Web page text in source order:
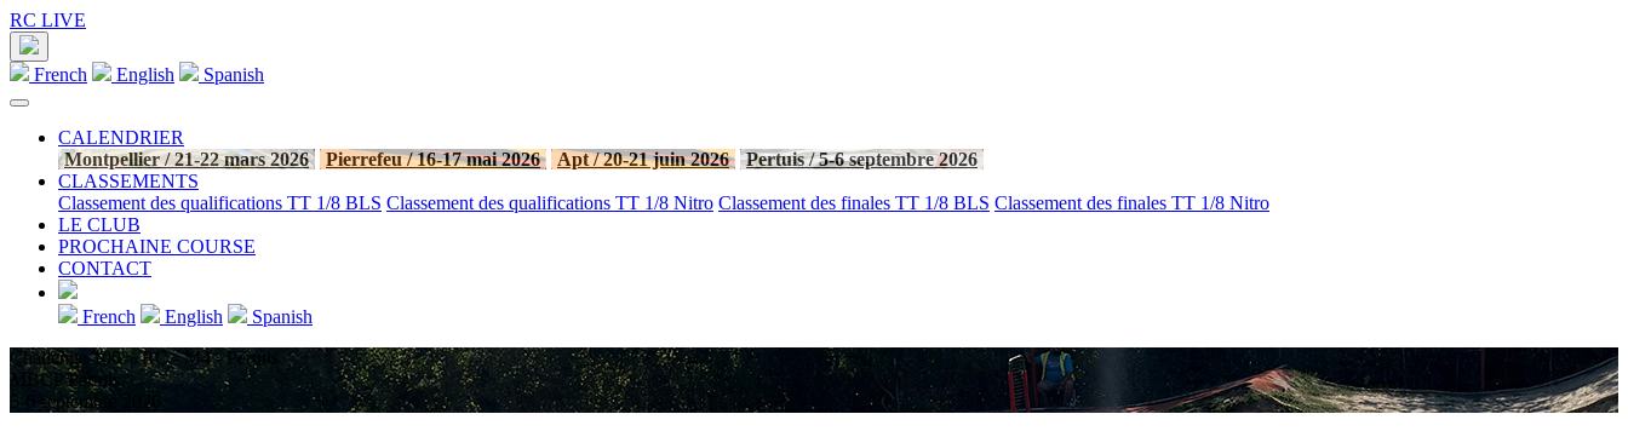
RC LIVE
French English Spanish
CALENDRIER
Montpellier / 21-22 mars 2026
Pierrefeu / 16-17 mai 2026 Apt / 20-21 juin 2026
Pertuis / 5-6 septembre 2026
CLASSEMENTS
Classement des qualifications TT 1/8 BLS Classement des qualifications TT 1/8 Nitro Classement des finales TT 1/8 BLS Classement des finales TT 1/8 Nitro
LE CLUB
PROCHAINE COURSE
CONTACT
French English
Spanish
Challenge 100% RC - M4 - Pertuis
MBCP Pertuis
5-6 septembre 2026